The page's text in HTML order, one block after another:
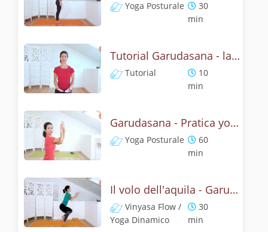
Yoga Posturale
30
min
Tutorial Garudasana - la posizone dell'aquila
Tutorial
10
min
Garudasana - Pratica yoga con l'anatomia dell'aquila
Yoga Posturale
60
min
Il volo dell'aquila - Garudasana yoga flow
Vinyasa Flow /
Yoga Dinamico
30
min